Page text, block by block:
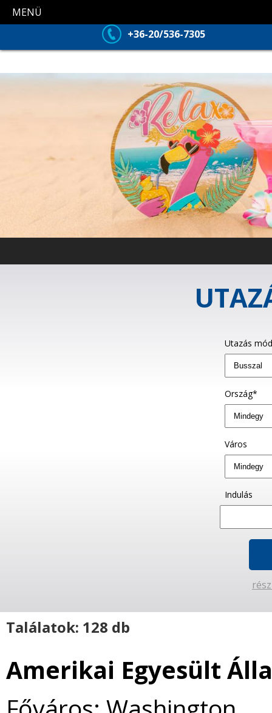
MENÜ
+36-20/536-7305
Utazás
Ország*
Város
Indulás
Találatok: 128 db
Amerikai Egyesült